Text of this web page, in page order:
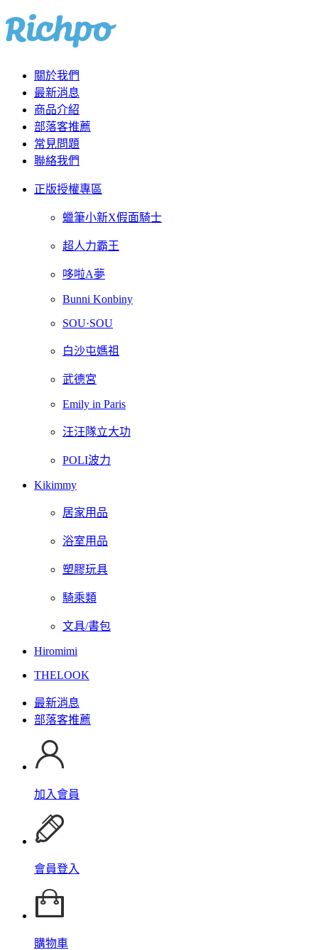
關於我們
最新消息
商品介紹
部落客推薦
常見問題
聯絡我們
正版授權專區
蠟筆小新X假面騎士
超人力霸王
哆啦A夢
Bunni Konbiny
SOU·SOU
白沙屯媽祖
武德宮
Emily in Paris
汪汪隊立大功
POLI波力
Kikimmy
居家用品
浴室用品
塑膠玩具
騎乘類
文具/書包
Hiromimi
THELOOK
最新消息
部落客推薦
加入會員
會員登入
購物車